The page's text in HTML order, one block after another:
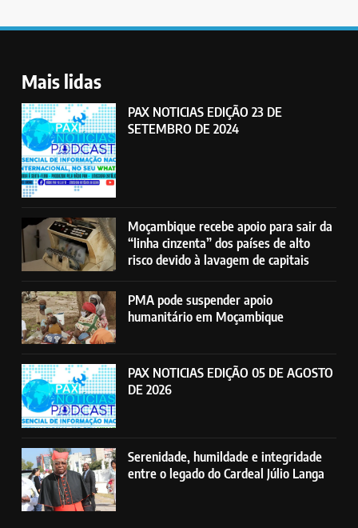
Mais lidas
PAX NOTICIAS EDIÇÃO 23 DE
SETEMBRO DE 2024
Moçambique recebe apoio para sair da
“linha cinzenta” dos países de alto
risco devido à lavagem de capitais
PMA pode suspender apoio
humanitário em Moçambique
PAX NOTICIAS EDIÇÃO 05 DE AGOSTO
DE 2026
Serenidade, humildade e integridade
entre o legado do Cardeal Júlio Langa